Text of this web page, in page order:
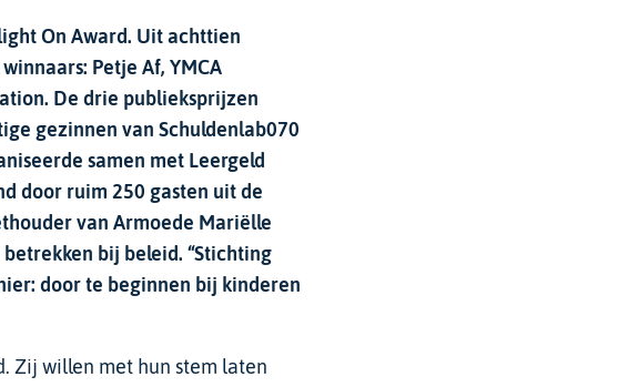
On Award. Uit achttien
Petje Af, YMCA
De drie publieksprijzen
gezinnen van Schuldenlab070
samen met Leergeld
door ruim 250 gasten uit de
van Armoede Mariëlle
bij beleid. “Stichting
door te beginnen bij kinderen
Zij willen met hun stem laten